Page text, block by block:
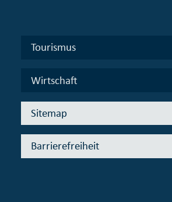
Tourismus
Wirtschaft
Sitemap
Barrierefreiheit